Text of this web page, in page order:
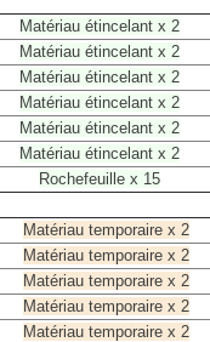
Matériau étincelant x 2
Matériau étincelant x 2
Matériau étincelant x 2
Matériau étincelant x 2
Matériau étincelant x 2
Matériau étincelant x 2
Rochefeuille x 15
Matériau temporaire x 2
Matériau temporaire x 2
Matériau temporaire x 2
Matériau temporaire x 2
Matériau temporaire x 2